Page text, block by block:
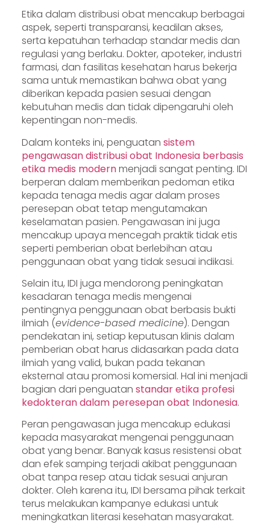
Etika dalam distribusi obat mencakup berbagai
aspek, seperti transparansi, keadilan akses,
serta kepatuhan terhadap standar medis dan
regulasi yang berlaku. Dokter, apoteker, industri
farmasi, dan fasilitas kesehatan harus bekerja
sama untuk memastikan bahwa obat yang
diberikan kepada pasien sesuai dengan
kebutuhan medis dan tidak dipengaruhi oleh
kepentingan non-medis.
Dalam konteks ini, penguatan sistem
pengawasan distribusi obat Indonesia berbasis
etika medis modernmenjadi sangat penting. IDI
berperan dalam memberikan pedoman etika
kepada tenaga medis agar dalam proses
peresepan obat tetap mengutamakan
keselamatan pasien. Pengawasan ini juga
mencakup upaya mencegah praktik tidak etis
seperti pemberian obat berlebihan atau
penggunaan obat yang tidak sesuai indikasi.
Selain itu, IDI juga mendorong peningkatan
kesadaran tenaga medis mengenai
pentingnya penggunaan obat berbasis bukti
ilmiah (evidence-based medicine). Dengan
pendekatan ini, setiap keputusan klinis dalam
pemberian obat harus didasarkan pada data
ilmiah yang valid, bukan pada tekanan
eksternal atau promosi komersial. Hal ini menjadi
bagian dari penguatan standar etika profesi
kedokteran dalam peresepan obat Indonesia.
Peran pengawasan juga mencakup edukasi
kepada masyarakat mengenai penggunaan
obat yang benar. Banyak kasus resistensi obat
dan efek samping terjadi akibat penggunaan
obat tanpa resep atau tidak sesuai anjuran
dokter. Oleh karena itu, IDI bersama pihak terkait
terus melakukan kampanye edukasi untuk
meningkatkan literasi kesehatan masyarakat.